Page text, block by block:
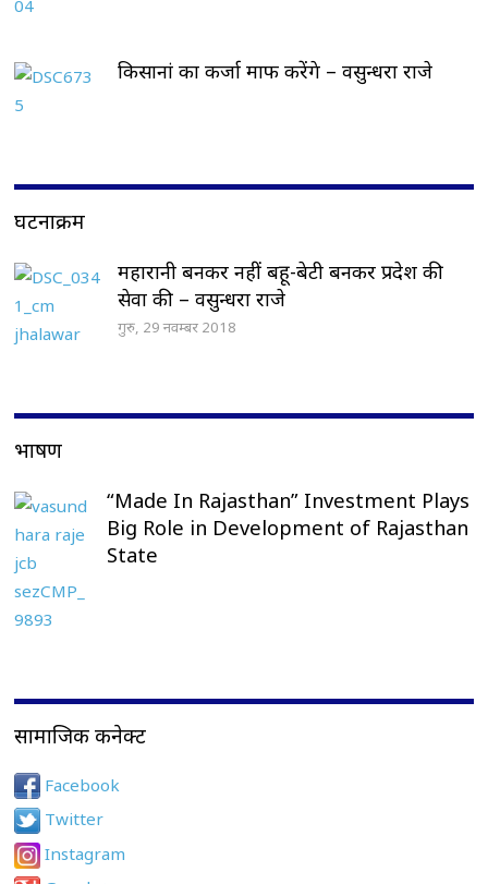
किसानां का कर्जा माफ करेंगे – वसुन्धरा राजे
घटनाक्रम
महारानी बनकर नहीं बहू-बेटी बनकर प्रदेश की
सेवा की – वसुन्धरा राजे
गुरु, 29 नवम्बर 2018
भाषण
“Made In Rajasthan” Investment Plays
Big Role in Development of Rajasthan
State
सामाजिक कनेक्ट
Facebook
Twitter
Instagram